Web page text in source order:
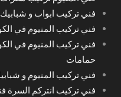
فني تركيب ابواب و
فني تركيب المنيوم في
فني تركيب المنيوم في
حمامات
فني تركيب المنيوم و
فني تركيب انتركم السرة